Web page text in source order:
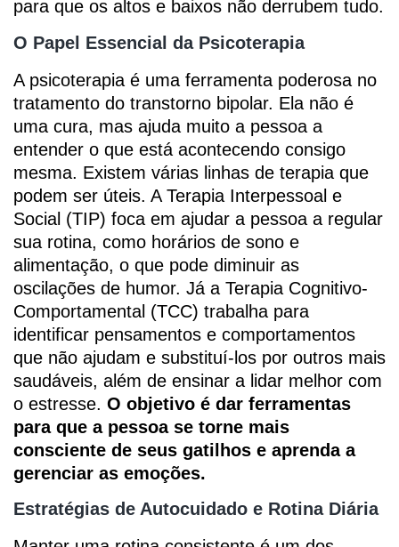
para que os altos e baixos não derrubem tudo.
O Papel Essencial da Psicoterapia
A psicoterapia é uma ferramenta poderosa no
tratamento do transtorno bipolar. Ela não é
uma cura, mas ajuda muito a pessoa a
entender o que está acontecendo consigo
mesma. Existem várias linhas de terapia que
podem ser úteis. A Terapia Interpessoal e
Social (TIP) foca em ajudar a pessoa a regular
sua rotina, como horários de sono e
alimentação, o que pode diminuir as
oscilações de humor. Já a Terapia Cognitivo-
Comportamental (TCC) trabalha para
identificar pensamentos e comportamentos
que não ajudam e substituí-los por outros mais
saudáveis, além de ensinar a lidar melhor com
o estresse. O objetivo é dar ferramentas
para que a pessoa se torne mais
consciente de seus gatilhos e aprenda a
gerenciar as emoções.
Estratégias de Autocuidado e Rotina Diária